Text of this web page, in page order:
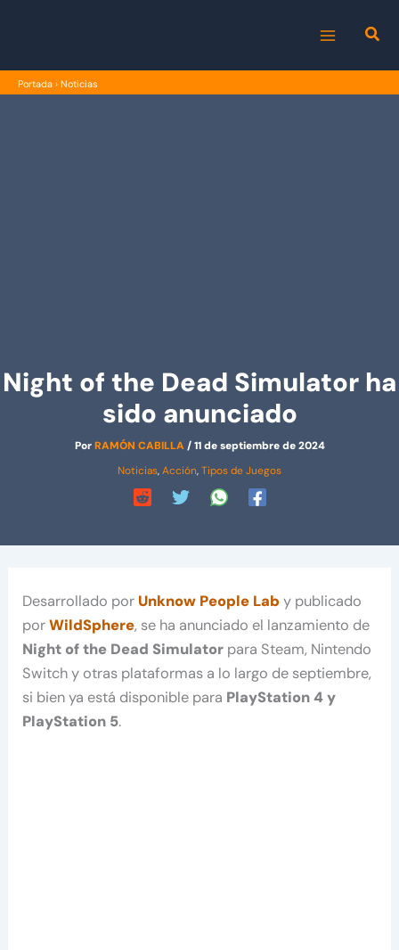
MENU
Portada › Noticias
Night of the Dead Simulator ha
sido anunciado
PorRAMÓN CABILLA/11 de septiembre de 2024
Noticias,Acción,Tipos de Juegos
Desarrollado por Unknow People Lab y publicado
porWildSphere, se ha anunciado el lanzamiento de
Night of the Dead Simulator para Steam, Nintendo
Switch y otras plataformas a lo largo de septiembre,
si bien ya está disponible para PlayStation 4 y
PlayStation 5.